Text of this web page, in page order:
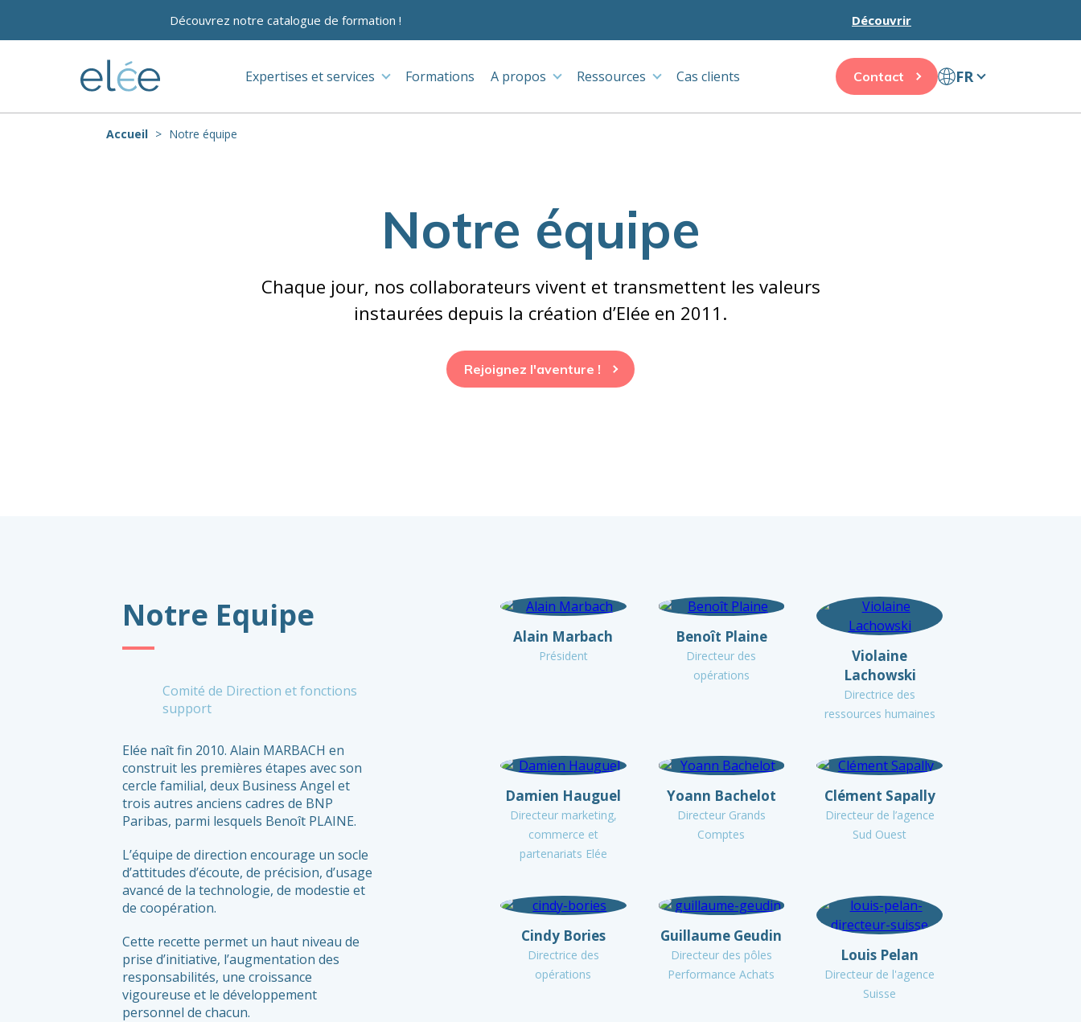
Découvrez notre catalogue de formation ! Découvrir
Expertises et services Formations A propos Ressources Cas clients Contact FR
Accueil Notre équipe
Notre équipe
Chaque jour, nos collaborateurs vivent et transmettent les valeurs
instaurées depuis la création d’Elée en 2011.
Rejoignez l'aventure !
Notre Equipe
Comité de Direction et fonctions
support
Elée naît fin 2010. Alain MARBACH en
construit les premières étapes avec son
cercle familial, deux Business Angel et
trois autres anciens cadres de BNP
Paribas, parmi lesquels Benoît PLAINE.
L’équipe de direction encourage un socle
d’attitudes d’écoute, de précision, d’usage
avancé de la technologie, de modestie et
de coopération.
Cette recette permet un haut niveau de
prise d’initiative, l’augmentation des
responsabilités, une croissance
vigoureuse et le développement
personnel de chacun.
Alain Marbach
Président
Benoît Plaine
Directeur des
opérations
Violaine
Lachowski
Directrice des
ressources humaines
Damien Hauguel
Directeur marketing,
commerce et
partenariats Elée
Yoann Bachelot
Directeur Grands
Comptes
Clément Sapally
Directeur de l’agence
Sud Ouest
Cindy Bories
Directrice des
opérations
Guillaume Geudin
Directeur des pôles
Performance Achats
Louis Pelan
Directeur de l'agence
Suisse